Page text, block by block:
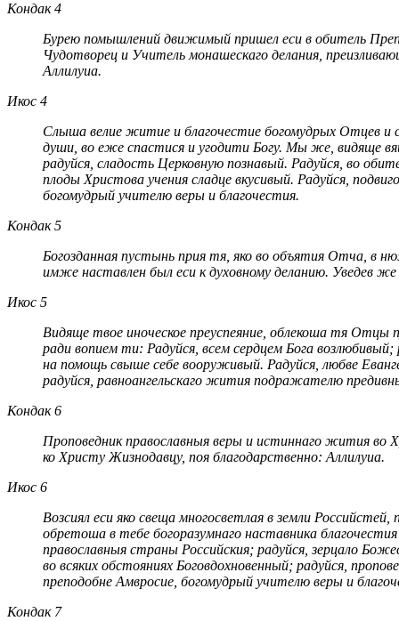
Кондак 4
Бурею помышлений движимый пришел еси в обитель
Чудотворец и Учитель монашескаго делания,
Аллилуиа.
Икос 4
Слыша велие житие и благочестие богомудрых Отцев и
души, во еже спастися и угодити Богу. Мы же, видяще
радуйся, сладость Церковную познавый. Радуйся, во
плоды Христова учения сладце вкусивый. Радуйся,
богомудрый учителю веры и благочестия.
Кондак 5
Богозданная пустынь прия тя, яко во объятия Отча, в
имже наставлен был еси к духовному деланию. Уведев же
Икос 5
Видяще твое иноческое преуспеяние, облекоша тя Отцы
ради вопием ти: Радуйся, всем сердцем Бога
на помощь свыше себе вооруживый. Радуйся, любве
радуйся, равноангельскаго жития подражателю
Кондак 6
Проповедник православныя веры и истиннаго жития во
ко Христу Жизнодавцу, поя благодарственно: Аллилуиа.
Икос 6
Возсиял еси яко свеща многосветлая в земли
обретоша в тебе богоразумнаго наставника
православныя страны Российския; радуйся, зерцало
во всяких обстояниях Боговдохновенный; радуйся,
преподобне Амвросие, богомудрый учителю веры и
Кондак 7